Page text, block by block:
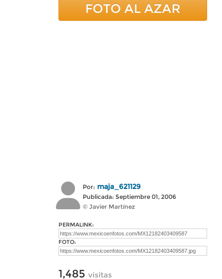
FOTO AL AZAR
Por: maja_621129
Publicada: Septiembre 01, 2006
© Javier Martínez
PERMALINK:
FOTO:
1,485 visitas